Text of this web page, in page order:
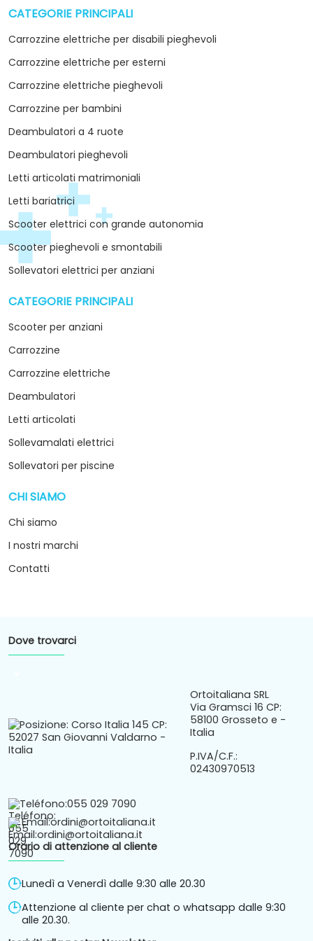
CATEGORIE PRINCIPALI
Carrozzine elettriche per disabili pieghevoli
Carrozzine elettriche per esterni
Carrozzine elettriche pieghevoli
Carrozzine per bambini
Deambulatori a 4 ruote
Deambulatori pieghevoli
Letti articolati matrimoniali
Letti bariatrici
Scooter elettrici con grande autonomia
Scooter pieghevoli e smontabili
Sollevatori elettrici per anziani
CATEGORIE PRINCIPALI
Scooter per anziani
Carrozzine
Carrozzine elettriche
Deambulatori
Letti articolati
Sollevamalati elettrici
Sollevatori per piscine
CHI SIAMO
Chi siamo
I nostri marchi
Contatti
Dove trovarci
Ortoitaliana SRL
Via Gramsci 16 CP:
58100 Grosseto e -
Italia
P.IVA/C.F.:
02430970513
Teléfono:055 029 7090
Email:ordini@ortoitaliana.it
Orario di attenzione al cliente
Lunedì a Venerdì dalle 9:30 alle 20.30
Attenzione al cliente per chat o whatsapp dalle 9:30
alle 20.30.